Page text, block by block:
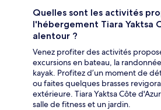
Quelles sont les activités
l'hébergement Tiara Yaktsa
alentour ?
Venez profiter des activités
excursions en bateau, la
kayak. Profitez d’un moment de
ou faites quelques brasses
extérieure. Tiara Yaktsa Côte
salle de fitness et un jardin.